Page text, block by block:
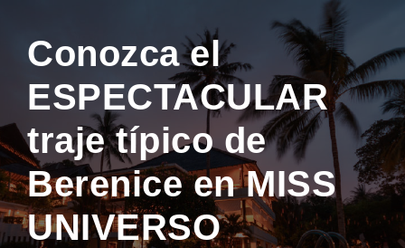
Conozca el
ESPECTACULAR
traje típico de
Berenice en MISS
UNIVERSO